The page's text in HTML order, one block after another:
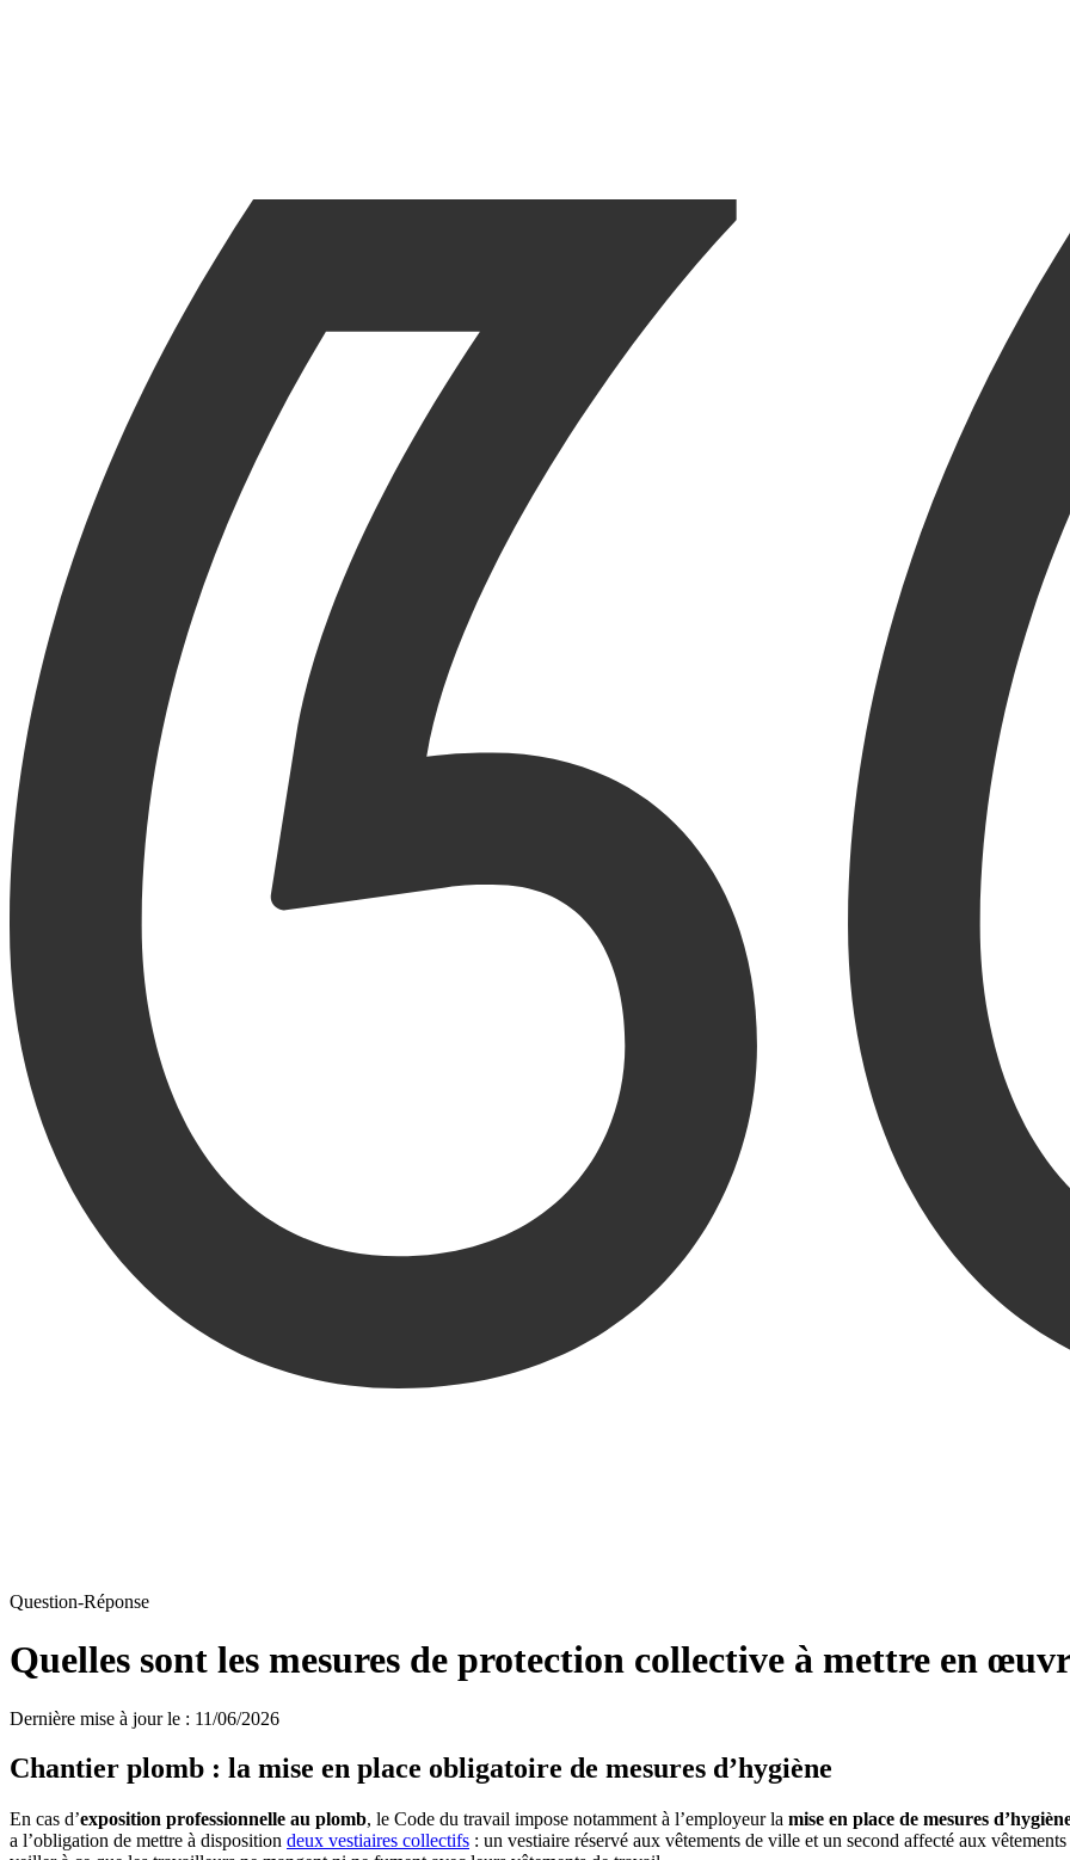
Question-Réponse
Quelles sont les mesures de protection collective à mettre en
Dernière mise à jour le : 11/06/2026
Chantier plomb : la mise en place obligatoire de mesures d’hygiène
En cas d’exposition professionnelle au plomb, le Code du travail impose notamment à l’employeur la mise en place de mesures
a l’obligation de mettre à disposition deux vestiaires collectifs : un vestiaire réservé aux vêtements de ville et un second affecté aux